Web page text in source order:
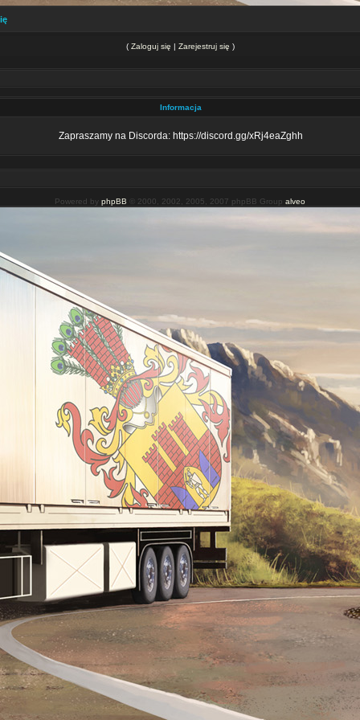
( Zaloguj się | Zarejestruj się )
Informacja
Zapraszamy na Discorda: https://discord.gg/xRj4eaZghh
Powered by phpBB © 2000, 2002, 2005, 2007 phpBB Group alveo